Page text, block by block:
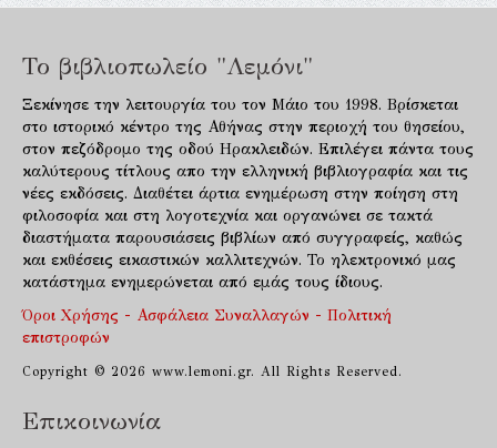
Το βιβλιοπωλείο "Λεμόνι"
Ξεκίνησε την λειτουργία του τον Μάιο του 1998. Βρίσκεται
στο ιστορικό κέντρο της Αθήνας στην περιοχή του θησείου,
στον πεζόδρομο της οδού Ηρακλειδών. Επιλέγει πάντα τους
καλύτερους τίτλους απο την ελληνική βιβλιογραφία και τις
νέες εκδόσεις. Διαθέτει άρτια ενημέρωση στην ποίηση στη
φιλοσοφία και στη λογοτεχνία και οργανώνει σε τακτά
διαστήματα παρουσιάσεις βιβλίων από συγγραφείς, καθώς
και εκθέσεις εικαστικών καλλιτεχνών. Το ηλεκτρονικό μας
κατάστημα ενημερώνεται από εμάς τους ίδιους.
Όροι Χρήσης - Ασφάλεια Συναλλαγών - Πολιτική
επιστροφών
Copyright © 2026 www.lemoni.gr. All Rights Reserved.
Επικοινωνία